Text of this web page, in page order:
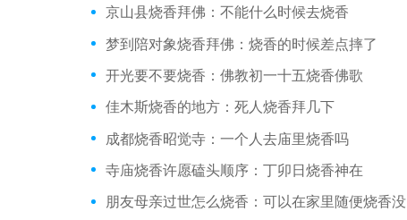
京山县烧香拜佛：不能什么时候去烧香
梦到陪对象烧香拜佛：烧香的时候差点摔了
开光要不要烧香：佛教初一十五烧香佛歌
佳木斯烧香的地方：死人烧香拜几下
成都烧香昭觉寺：一个人去庙里烧香吗
寺庙烧香许愿磕头顺序：丁卯日烧香神在
朋友母亲过世怎么烧香：可以在家里随便烧香没